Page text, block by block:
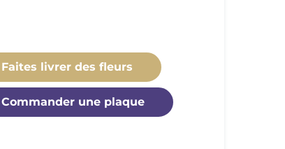
Faites livrer des fleurs
Commander une plaque